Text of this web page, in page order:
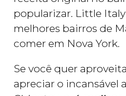
popularizar. Little
melhores bairros de
comer em Nova York.
Se você quer
apreciar o incansável